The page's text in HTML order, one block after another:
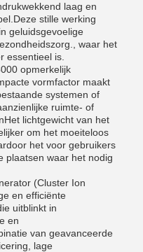
laag en
stille werking
geluidsgevoelige
waar het
essentieel is.
opmerkelijk
vormfactor maakt
systemen of
ruimte- of
lichtgewicht van het
om het moeiteloos
het voor gebruikers
plaatsen waar het nodig
(Cluster Ion
en efficiënte
uitblinkt in
en
van geavanceerde
lage